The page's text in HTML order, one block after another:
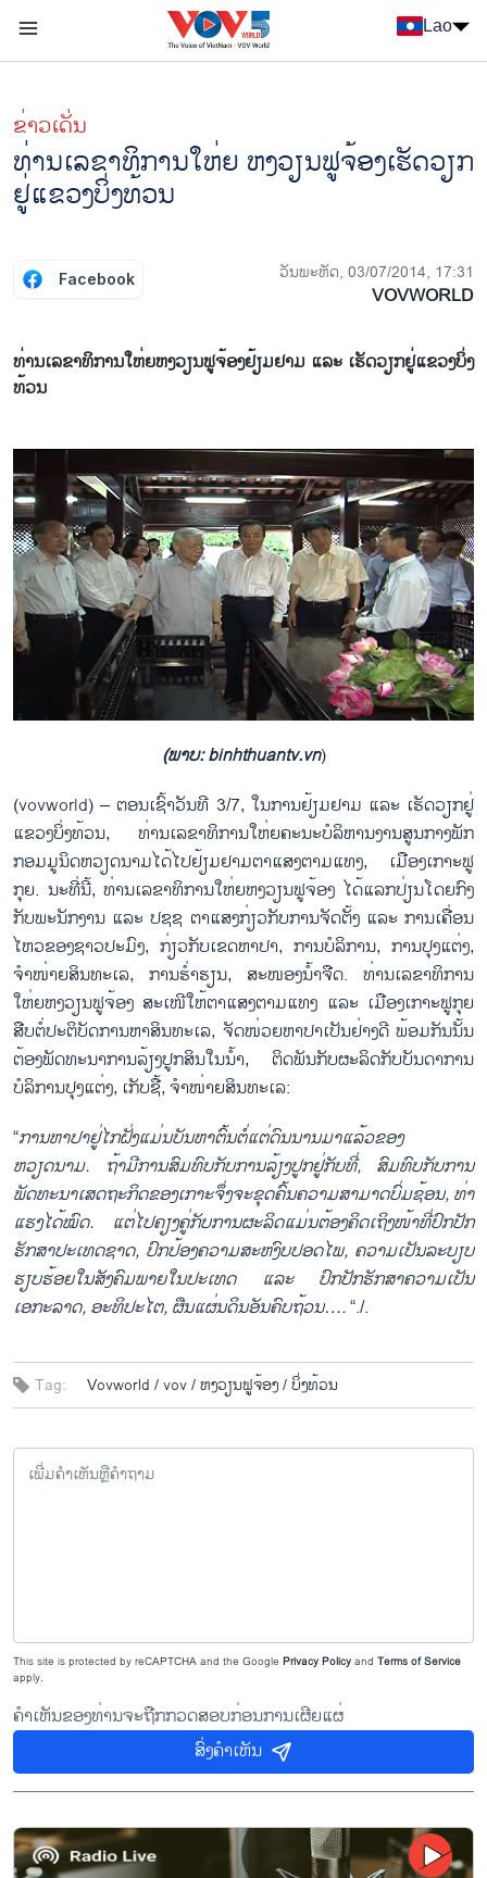
Lao
ຂ່າວເດັ່ນ
ທ່ານເລຂາທິການໃຫ່ຍ ຫງວຽນຟູຈ້ອງເຮັດວຽກ
ຢູ່ແຂວງບິ່ງທ້ວນ
Facebook ວັນພະຫັດ, 03/07/2014, 17:31
VOVWORLD
ທ່ານ​ເລຂາທິການ​ໃຫ່ຍຫງວຽນ​ຟູ​ຈ້ອງ​ຢ້ຽມຢາມ ​ແລະ ​ເຮັດ​ວຽກ​ຢູ່​ແຂວງ​ບິ່ງ​
ທ້ວນ
(ພາບ:binhthuantv.vn)
(vovworld) –​ ຕອນ​​ເຊົ້າວັນ​ທີ 3/7, ​ໃນ​ການ​ຢ້ຽມຢາມ ​ແລະ ​ເຮັດ​ວຽກ​ຢູ່​
ແຂວງ​ບິ່ງ​ທ້ວນ, ທ່ານ​ເລຂາທິການ​ໃຫ່ຍຄະນະ​ບໍລິຫານ​ງານ​ສູນ​ກາງ​ພັກ​
ກອມ​ມູນິດ​ຫວຽ​ດນາມ​ໄດ້​ໄປ​ຢ້ຽມຢາມ​ຕາ​ແສງຕາ​ມ​ແທງ, ເມືອງ​ເກາະ​ຟູ​
ກຸຍ. ນະ​ທີ່​ນີ້, ທ່ານ​ເລຂາທິການ​ໃຫ່ຍຫງວຽນ​ຟູ​ຈ້ອງ ​ໄດ້​ແລກປ່ຽນ​ໂດຍ​ກົງ​
ກັບ​ພະນັກງານ ​ແລະ ປຊຊ ຕາ​ແສງ​ກ່ຽວ​ກັບ​ການຈັດຕັ້ງ ​ແລະ ການ​ເຄື່ອນ​
ໄຫວ​ຂອງ​ຊາວ​ປະມົງ, ກ່ຽວ​ກັບ​ເຂດ​ຫາ​ປາ, ການ​ບໍລິການ, ການ​ປຸງ​ແຕ່ງ,
ຈຳໜ່າຍສິນ​ທະ​ເລ, ການ​ຮ່ຳຮຽນ, ສະໜອງ​ນ້ຳຈືດ. ທ່ານ​ເລຂາທິການ​
ໃຫ່ຍຫງວຽນ​ຟູ​ຈ້ອງ ສະ​ເໜີ​ໃຫ້ຕາ​ແສງຕາ​ມ​ແທງ ​ແລະ ​ເມືອງ​ເກາະ​ຟູ​ກຸຍ
ສືບ​ຕໍ່​ປະຕິບັດ​ການ​ຫາ​ສິນ​ທະ​ເລ​, ຈັດ​ໜ່ວຍ​ຫາ​ປາເປັນ​ຢ່າງ​ດີ ພ້ອມກັນນັ້ນ
ຕ້ອງ​ພັດທະ​ນາ​ການ​ລ້ຽງ​ປູກ​ສິນ​ໃນ​ນ້ຳ, ຕິດ​ພັນ​ກັບ​ຜະລິດ​ກັບ​ບັນດາ​ການ​
ບໍລິການ​ປຸງ​ແຕ່ງ, ​ເກັບ​ຊື້, ຈຳໜ່າຍ​ສິນ​ທະ​ເລ:
“ການ​ຫາ​ປາ​ຢູ່​ໄກ​ຝັ່ງ​ແມ່ນ​ບັນຫາ​ຕົ້ນຕໍ່​ແຕ່​ດົນ​ນານ​ມາ​ແລ້​ວຂອງ
ຫວຽດນາມ. ຖ້າ​ມີ​ການ​ສົມທົບ​ກັບ​ການ​ລ້ຽງ​ປູກ​ຢູ່​ກັບ​ທີ່, ສົມທົບ​ກັບ​ການ​
ພັດທະນາ​ເສ​ດຖະກິດຂອງ​ເກາະ​ຈຶ່ງຈະ​ຂຸດ​ຄົ້ນຄວາມ​ສາມາດ​ບົ່ມ​ຊ້ອນ, ທ່າ​
ແຮງ​ໄດ້​ໝົດ. ​ແຕ່​ໄປ​ຄຽງ​ຄູ່​ກັບ​ການ​ຜະລິດ​ແມ່ນ​ຕ້ອງ​ຄິດ​​ເຖິງໜ້າ​ທີ່​ປົກ​ປັກ​
ຮັກສາ​ປະ​ເທດ​ຊາດ, ປົກ​ປ້ອງ​ຄວາມ​ສະຫງົບ​ປອດ​ໄພ, ຄວາມ​ເປັນ​ລະບຽບ​
ຮຽບຮ້ອຍ​ໃນ​ສັງຄົມ​ພາຍ​​ໃນປະ​ເທດ ​ແລະ ປົກ​ປັກ​ຮັກສາ​ຄວາມ​ເປັນ​
ເອກະລາດ, ອະທິປະ​ໄຕ, ຜືນ​ແຜ່ນດິນ​ອັນ​ຄົບ​ຖ້ວນ….“./.
Tag: Vovworld /vov /ຫງວຽນຟູຈ້ອງ /ບິ່ງທ້ວນ
This site is protected by reCAPTCHA and the Google Privacy Policyand Terms of Service
apply.
ຄຳເຫັນຂອງທ່ານຈະຖືກກວດສອບກ່ອນການເຜີຍແຜ່
ສົ່ງຄຳເຫັນ